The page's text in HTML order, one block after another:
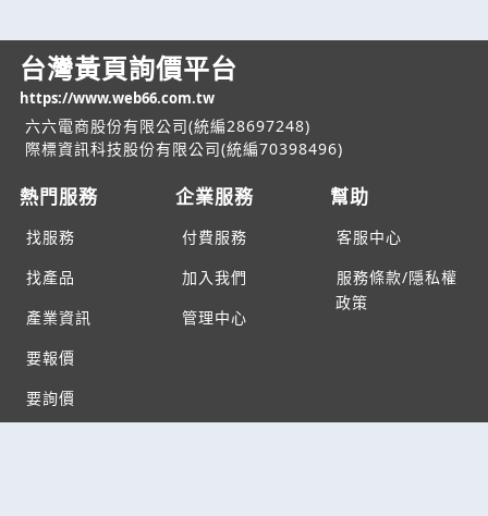
台灣黃頁詢價平台
https://www.web66.com.tw
六六電商股份有限公司(統編28697248)
際標資訊科技股份有限公司(統編70398496)
熱門服務
找服務
找產品
產業資訊
要報價
要詢價
企業服務
付費服務
加入我們
管理中心
幫助
客服中心
服務條款/隱私權
政策